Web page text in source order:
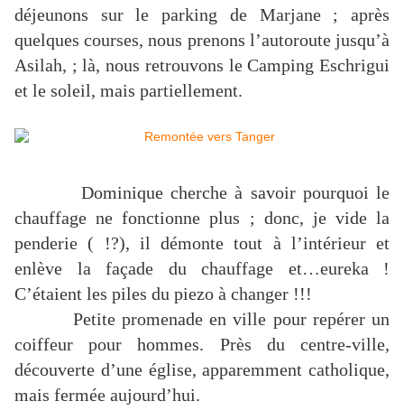
déjeunons sur le parking de Marjane ; après
quelques courses, nous prenons l’autoroute jusqu’à
Asilah, ; là, nous retrouvons le Camping Eschrigui
et le soleil, mais partiellement.
Dominique cherche à savoir pourquoi le
chauffage ne fonctionne plus ; donc, je vide la
penderie ( !?), il démonte tout à l’intérieur et
enlève la façade du chauffage et…eureka !
C’étaient les piles du piezo à changer !!!
Petite promenade en ville pour repérer un
coiffeur pour hommes. Près du centre-ville,
découverte d’une église, apparemment catholique,
mais fermée aujourd’hui.